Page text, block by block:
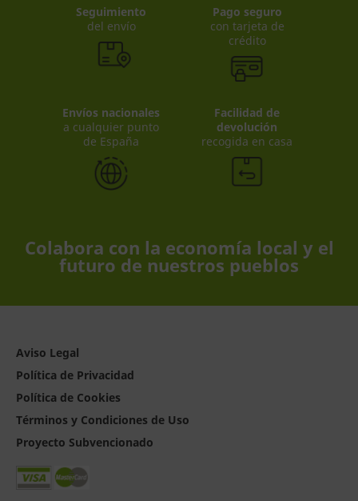
Seguimiento
del envío
Pago seguro
con tarjeta de
crédito
Envíos nacionales
a cualquier punto
de España
Facilidad de
devolución
recogida en casa
Colabora con la economía local y el
futuro de nuestros pueblos
Aviso Legal
Política de Privacidad
Política de Cookies
Términos y Condiciones de Uso
Proyecto Subvencionado